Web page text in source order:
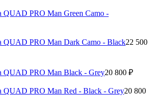
QUAD PRO Man Green Camo -
QUAD PRO Man Dark Camo - Black22 500
QUAD PRO Man Black - Grey20 800 ₽
QUAD PRO Man Red - Black - Grey20 800